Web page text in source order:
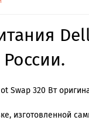
Swap 320 Вт
изготовленной